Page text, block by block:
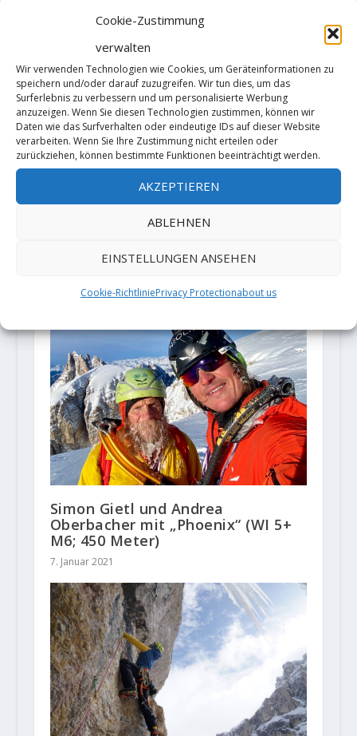
Cookie-Zustimmung
verwalten
Wir verwenden Technologien wie Cookies, um Geräteinformationen zu
speichern und/oder darauf zuzugreifen. Wir tun dies, um das
Surferlebnis zu verbessern und um personalisierte Werbung
anzuzeigen. Wenn Sie diesen Technologien zustimmen, können wir
Daten wie das Surfverhalten oder eindeutige IDs auf dieser Website
verarbeiten. Wenn Sie Ihre Zustimmung nicht erteilen oder
zurückziehen, können bestimmte Funktionen beeinträchtigt werden.
AKZEPTIEREN
ABLEHNEN
EINSTELLUNGEN ANSEHEN
Cookie-RichtliniePrivacy Protectionabout us
halbstatischen Petzl-Seile
Simon Gietl und Andrea
Oberbacher mit „Phoenix“ (WI 5+
M6; 450 Meter)
7. Januar 2021